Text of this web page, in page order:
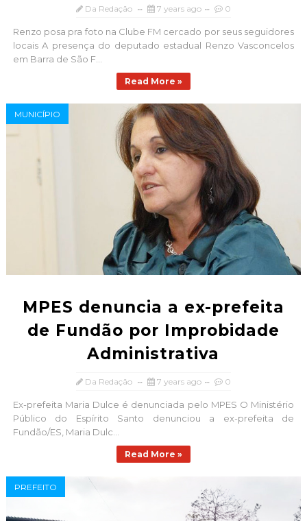
Da Redação 7 years ago 0
Renzo posa pra foto na Clube FM cercado por seus seguidores
locais A presença do deputado estadual Renzo Vasconcelos
em Barra de São F...
Read More »
MUNICÍPIO
MPES denuncia a ex-prefeita
de Fundão por Improbidade
Administrativa
Da Redação 7 years ago 0
Ex-prefeita Maria Dulce é denunciada pelo MPES O Ministério
Público do Espírito Santo denunciou a ex-prefeita de
Fundão/ES, Maria Dulc...
Read More »
PREFEITO